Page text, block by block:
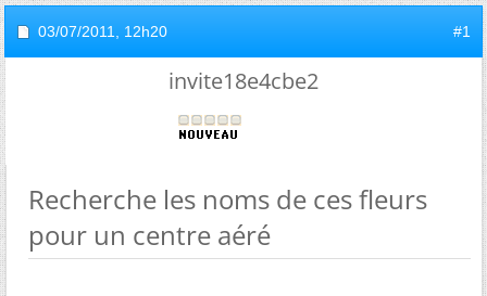
03/07/2011, 12h20 #1
invite18e4cbe2
Recherche les noms de ces fleurs
pour un centre aéré